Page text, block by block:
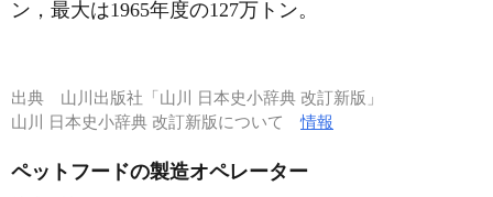
ン，最大は1965年度の127万トン。
出典 山川出版社「山川 日本史小辞典 改訂新版」
山川 日本史小辞典 改訂新版について情報
ペットフードの製造オペレーター